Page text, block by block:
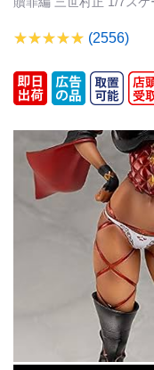
(2556)